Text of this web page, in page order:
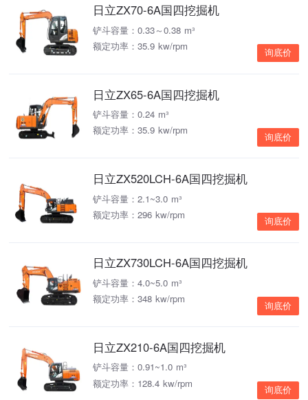
日立ZX70-6A国四挖掘机
铲斗容量：0.33～0.38 m³
额定功率：35.9 kw/rpm
询底价
日立ZX65-6A国四挖掘机
铲斗容量：0.24 m³
额定功率：35.9 kw/rpm
询底价
日立ZX520LCH-6A国四挖掘机
铲斗容量：2.1~3.0 m³
额定功率：296 kw/rpm
询底价
日立ZX730LCH-6A国四挖掘机
铲斗容量：4.0~5.0 m³
额定功率：348 kw/rpm
询底价
日立ZX210-6A国四挖掘机
铲斗容量：0.91~1.0 m³
额定功率：128.4 kw/rpm
询底价